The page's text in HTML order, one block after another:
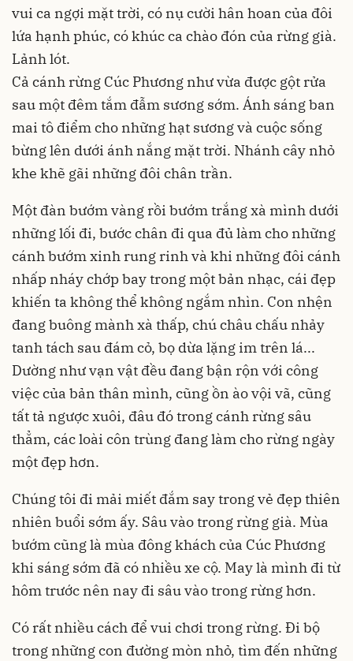
vui ca ngợi mặt trời, có nụ cười hân hoan của đôi
lứa hạnh phúc, có khúc ca chào đón của rừng già.
Lảnh lót.
Cả cánh rừng Cúc Phương như vừa được gột rửa
sau một đêm tắm đẫm sương sớm. Ánh sáng ban
mai tô điểm cho những hạt sương và cuộc sống
bừng lên dưới ánh nắng mặt trời. Nhánh cây nhỏ
khe khẽ gãi những đôi chân trần.
Một đàn bướm vàng rồi bướm trắng xà mình dưới
những lối đi, bước chân đi qua đủ làm cho những
cánh bướm xinh rung rinh và khi những đôi cánh
nhấp nháy chớp bay trong một bản nhạc, cái đẹp
khiến ta không thể không ngắm nhìn. Con nhện
đang buông mành xà thấp, chú châu chấu nhảy
tanh tách sau đám cỏ, bọ dừa lặng im trên lá...
Dường như vạn vật đều đang bận rộn với công
việc của bản thân mình, cũng ồn ào vội vã, cũng
tất tả ngược xuôi, đâu đó trong cánh rừng sâu
thẳm, các loài côn trùng đang làm cho rừng ngày
một đẹp hơn.
Chúng tôi đi mải miết đắm say trong vẻ đẹp thiên
nhiên buổi sớm ấy. Sâu vào trong rừng già. Mùa
bướm cũng là mùa đông khách của Cúc Phương
khi sáng sớm đã có nhiều xe cộ. May là mình đi từ
hôm trước nên nay đi sâu vào trong rừng hơn.
Có rất nhiều cách để vui chơi trong rừng. Đi bộ
trong những con đường mòn nhỏ, tìm đến những